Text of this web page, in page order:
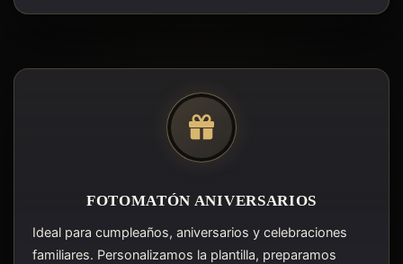
FOTOMATÓN ANIVERSARIOS
Ideal para cumpleaños, aniversarios y celebraciones
familiares. Personalizamos la plantilla, preparamos